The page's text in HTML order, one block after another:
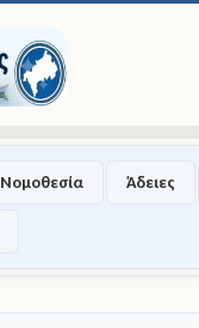
Νομοθεσία Άδειες